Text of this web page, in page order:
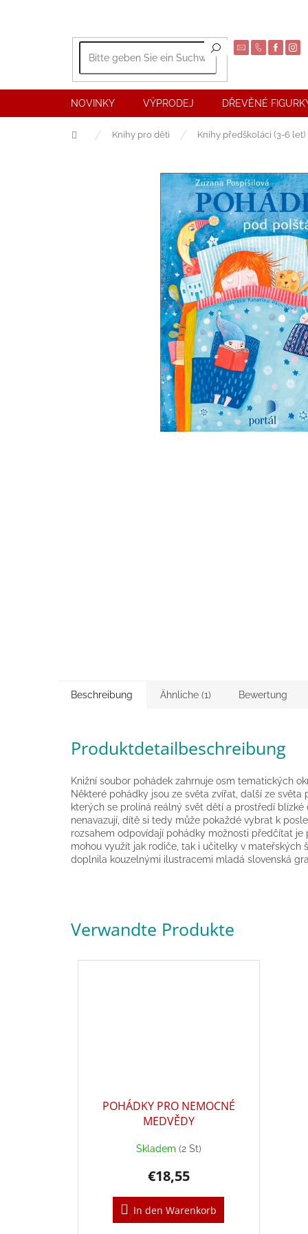
NOVINKY VÝPRODEJ DŘEVĚNÉ
StartseiteKnihy pro děti Knihy předškoláci (3-6 let)
Verwandte Produkte
POHÁDKY PRO NEMOCNÉ
MEDVĚDY
Skladem (2 St)
€18,55
In den Warenkorb
Beschreibung Ähnliche (1) Bewertung
Produktdetailbeschreibung
Knižní soubor pohádek zahrnuje osm tematických
Některé pohádky jsou ze světa zvířat, další ze
kterých se prolíná reálný svět dětí a prostředí
nenavazují, dítě si tedy může pokaždé vybrat k
rozsahem odpovídají pohádky možnosti předčítat
mohou využít jak rodiče, tak i učitelky v
doplnila kouzelnými ilustracemi mladá slovenská